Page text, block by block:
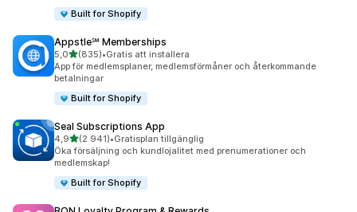
Built for Shopify
Appstle℠ Memberships
5,0av 5 stjärnor
(835)
835 recensioner totalt
•Gratis att installera
App för medlemsplaner, medlemsförmåner och återkommande
betalningar
Built for Shopify
Seal Subscriptions App
4,9av 5 stjärnor
(2 941)
2941 recensioner totalt
•Gratisplan tillgänglig
Öka försäljning och kundlojalitet med prenumerationer och
medlemskap!
Built for Shopify